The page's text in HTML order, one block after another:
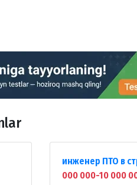
инженер ПТО в
000 000-10 000